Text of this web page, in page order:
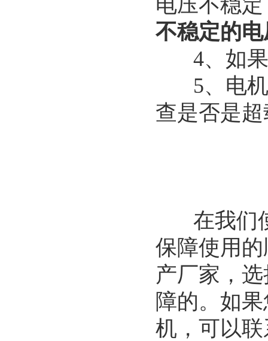
电压不稳
不稳定的
4、如果
5、电机
查是否是
在我们使
保障使用
产厂家，
障的。如
机，可以